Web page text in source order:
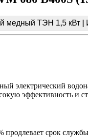
медный ТЭН 1,5 кВт |
электрический
эффективность
продлевает срок